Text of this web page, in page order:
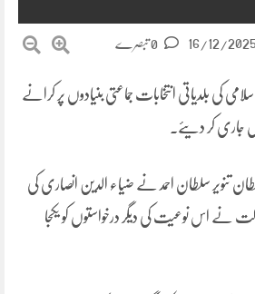
16/12/2025
کی بلدیاتی انتخابات جماعتی بنیادوں پر کرانے
جاری کر دیئے۔
تنویر سلطان احمد نے ضیاء الدین انصاری کی
نے اس نوعیت کی دیگر درخواستوں کو یکجا